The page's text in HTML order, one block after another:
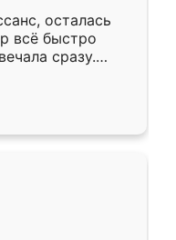
осталась
всё быстро
сразу.
подошёл к
Собрали
даже